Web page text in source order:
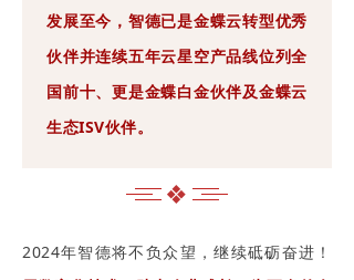
发展至今，智德已是金蝶云转型优秀
伙伴并连续五年云星空产品线位列全
国前十、更是金蝶白金伙伴及金蝶云
生态ISV伙伴。
❖
2024年智德将不负众望，继续砥砺奋进！